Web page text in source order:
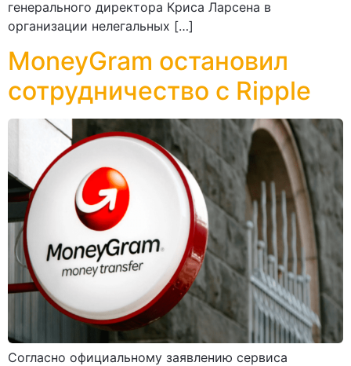
генерального директора Криса Ларсена в
организации нелегальных […]
MoneyGram остановил
сотрудничество с Ripple
Согласно официальному заявлению сервиса